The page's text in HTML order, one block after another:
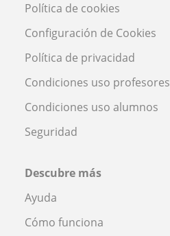
Política de cookies
Configuración de Cookies
Política de privacidad
Condiciones uso profesores
Condiciones uso alumnos
Seguridad
Descubre más
Ayuda
Cómo funciona